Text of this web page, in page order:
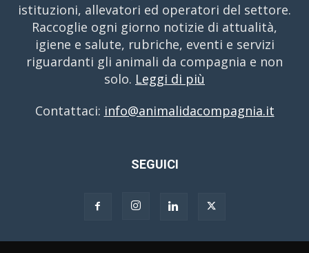
istituzioni, allevatori ed operatori del settore.
Raccoglie ogni giorno notizie di attualità,
igiene e salute, rubriche, eventi e servizi
riguardanti gli animali da compagnia e non
solo. Leggi di più
Contattaci: info@animalidacompagnia.it
SEGUICI